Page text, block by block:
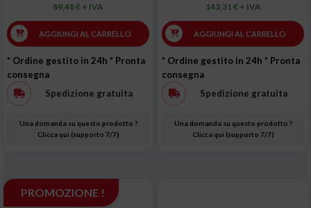
89,48 € + IVA
AGGIUNGI AL CARRELLO
* Ordine gestito in 24h * Pronta
consegna
Spedizione gratuita
Una domanda su questo prodotto ?
Clicca qui (supporto 7/7)
143,31 € + IVA
AGGIUNGI AL CARRELLO
* Ordine gestito in 24h * Pronta
consegna
Spedizione gratuita
Una domanda su questo prodotto ?
Clicca qui (supporto 7/7)
PROMOZIONE !